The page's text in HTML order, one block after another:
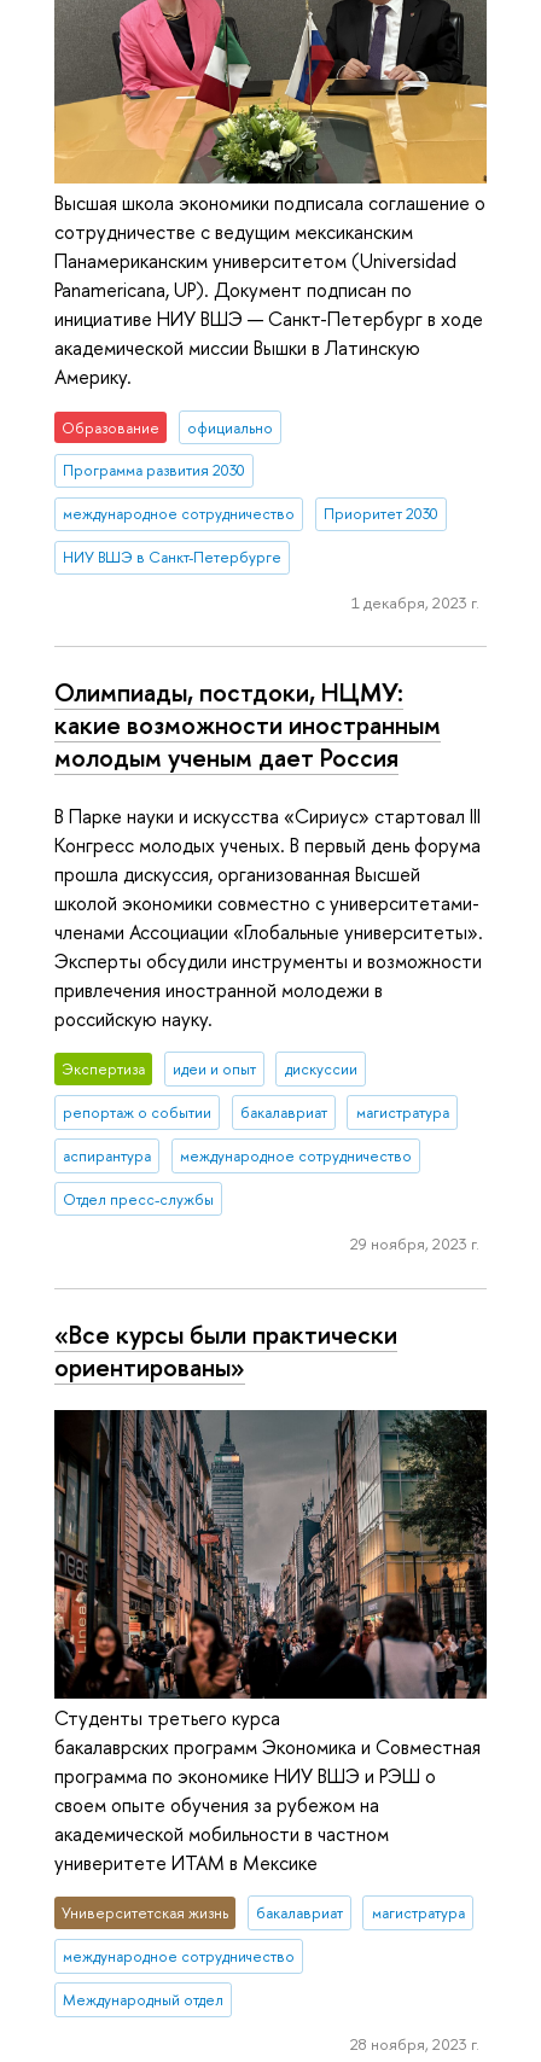
Высшая школа экономики подписала соглашение о
сотрудничестве с ведущим мексиканским
Панамериканским университетом (Universidad
Panamericana, UP). Документ подписан по
инициативе НИУ ВШЭ — Санкт-Петербург в ходе
академической миссии Вышки в Латинскую
Америку.
Образование официально
Программа развития 2030
международное сотрудничество Приоритет 2030
НИУ ВШЭ в Санкт-Петербурге
1 декабря, 2023 г.
Олимпиады, постдоки, НЦМУ:
какие возможности иностранным
молодым ученым дает Россия
В Парке науки и искусства «Сириус» стартовал III
Конгресс молодых ученых. В первый день форума
прошла дискуссия, организованная Высшей
школой экономики совместно с университетами-
членами Ассоциации «Глобальные университеты».
Эксперты обсудили инструменты и возможности
привлечения иностранной молодежи в
российскую науку.
Экспертиза идеи и опыт дискуссии
репортаж о событии бакалавриат магистратура
аспирантура международное сотрудничество
Отдел пресс-службы
29 ноября, 2023 г.
«Все курсы были практически
ориентированы»
Студенты третьего курса
бакалаврских программ Экономика и Совместная
программа по экономике НИУ ВШЭ и РЭШ о
своем опыте обучения за рубежом на
академической мобильности в частном
универитете ИТАМ в Мексике
Университетская жизнь бакалавриат магистратура
международное сотрудничество
Международный отдел
28 ноября, 2023 г.